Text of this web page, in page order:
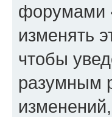
форумами
изменять
чтобы
разумным